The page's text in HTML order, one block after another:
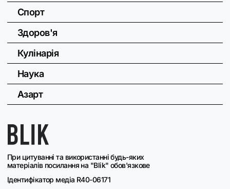
При цитуванні та використанні будь-яких
матеріалів посилання на "Blik" обов'язкове
Ідентифікатор медіа R40-06171
Спорт
Здоров'я
Кулінарія
Наука
Азарт